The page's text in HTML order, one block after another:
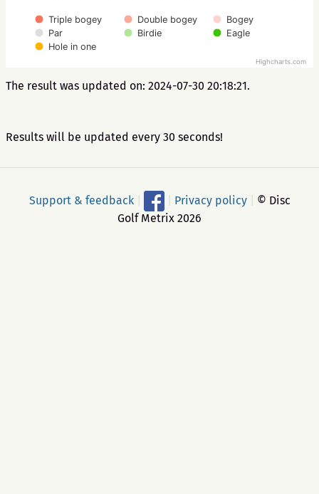
Triple bogey Double bogey
Bogey
Par
Birdie
Eagle
Hole in one
Highcharts.com
The result was updated on: 2024-07-30 20:18:21.
Results will be updated every 30 seconds!
Support & feedback Privacy policy
© Disc
Golf Metrix 2026